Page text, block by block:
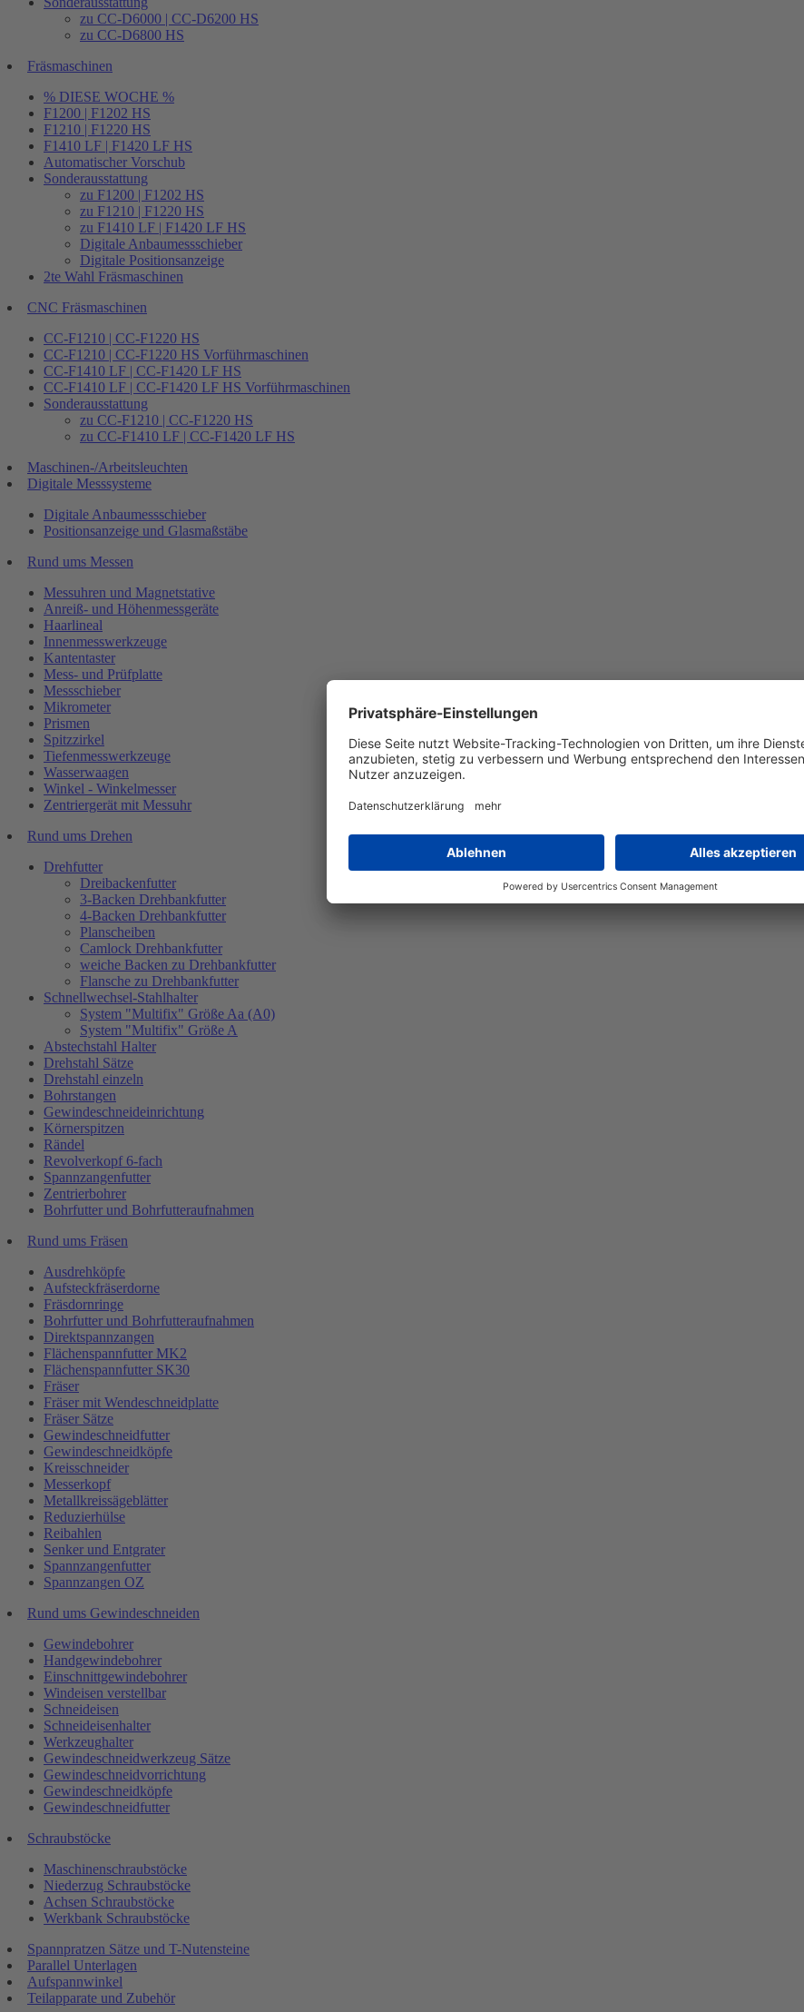
zu CC-D6000 | CC-D6200 HS
zu CC-D6800 HS
Fräsmaschinen
% DIESE WOCHE %
F1200 | F1202 HS
F1210 | F1220 HS
F1410 LF | F1420 LF HS
Automatischer Vorschub
Sonderausstattung
zu F1200 | F1202 HS
zu F1210 | F1220 HS
zu F1410 LF | F1420 LF HS
Digitale Anbaumessschieber
Digitale Positionsanzeige
2te Wahl Fräsmaschinen
CNC Fräsmaschinen
CC-F1210 | CC-F1220 HS
CC-F1210 | CC-F1220 HS Vorführmaschinen
CC-F1410 LF | CC-F1420 LF HS
CC-F1410 LF | CC-F1420 LF HS Vorführmaschinen
Sonderausstattung
zu CC-F1210 | CC-F1220 HS
zu CC-F1410 LF | CC-F1420 LF HS
Maschinen-/Arbeitsleuchten
Digitale Messsysteme
Digitale Anbaumessschieber
Positionsanzeige und Glasmaßstäbe
Rund ums Messen
Messuhren und Magnetstative
Anreiß- und Höhenmessgeräte
Haarlineal
Innenmesswerkzeuge
Kantentaster
Mess- und Prüfplatte
Messschieber
Mikrometer
Prismen
Spitzzirkel
Tiefenmesswerkzeuge
Wasserwaagen
Winkel - Winkelmesser
Zentriergerät mit Messuhr
Rund ums Drehen
Drehfutter
Dreibackenfutter
3-Backen Drehbankfutter
4-Backen Drehbankfutter
Planscheiben
Camlock Drehbankfutter
weiche Backen zu Drehbankfutter
Flansche zu Drehbankfutter
Schnellwechsel-Stahlhalter
System "Multifix" Größe Aa (A0)
System "Multifix" Größe A
Abstechstahl Halter
Drehstahl Sätze
Drehstahl einzeln
Bohrstangen
Gewindeschneideinrichtung
Körnerspitzen
Rändel
Revolverkopf 6-fach
Spannzangenfutter
Zentrierbohrer
Bohrfutter und Bohrfutteraufnahmen
Rund ums Fräsen
Ausdrehköpfe
Aufsteckfräserdorne
Fräsdornringe
Bohrfutter und Bohrfutteraufnahmen
Direktspannzangen
Flächenspannfutter MK2
Flächenspannfutter SK30
Fräser
Fräser mit Wendeschneidplatte
Fräser Sätze
Gewindeschneidfutter
Gewindeschneidköpfe
Kreisschneider
Messerkopf
Metallkreissägeblätter
Reduzierhülse
Reibahlen
Senker und Entgrater
Spannzangenfutter
Spannzangen OZ
Rund ums Gewindeschneiden
Gewindebohrer
Handgewindebohrer
Einschnittgewindebohrer
Windeisen verstellbar
Schneideisen
Schneideisenhalter
Werkzeughalter
Gewindeschneidwerkzeug Sätze
Gewindeschneidvorrichtung
Gewindeschneidköpfe
Gewindeschneidfutter
Schraubstöcke
Maschinenschraubstöcke
Niederzug Schraubstöcke
Achsen Schraubstöcke
Werkbank Schraubstöcke
Spannpratzen Sätze und T-Nutensteine
Parallel Unterlagen
Aufspannwinkel
Teilapparate und Zubehör